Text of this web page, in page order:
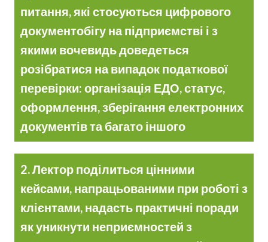
питання, які стосуються цифрового
документобігу на підприємстві і з
якими вочевидь доведеться
розібратися на випадок податкової
перевірки: організація ЕДО, статус,
оформлення, зберігання електронних
документів та багато іншого
2. Лектор поділиться цінними
кейсами, напрацьованими при роботі з
клієнтами, надасть практичні поради
як уникнути неприємностей з